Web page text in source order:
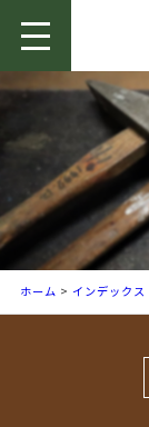
ホーム > インデックス